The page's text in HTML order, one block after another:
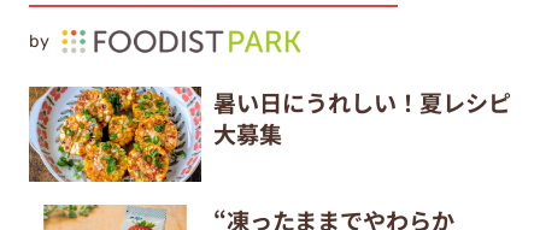
by
暑い日にうれしい！夏レシピ
大募集
“凍ったままでやわらか